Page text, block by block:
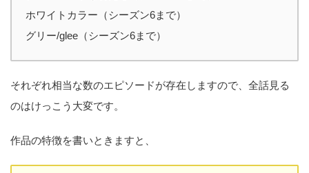
ホワイトカラー（シーズン6まで）
グリー/glee（シーズン6まで）
それぞれ相当な数のエピソードが存在しますので、全話見る
のはけっこう大変です。
作品の特徴を書いときますと、